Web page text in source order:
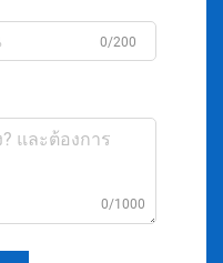
0/200
0/1000